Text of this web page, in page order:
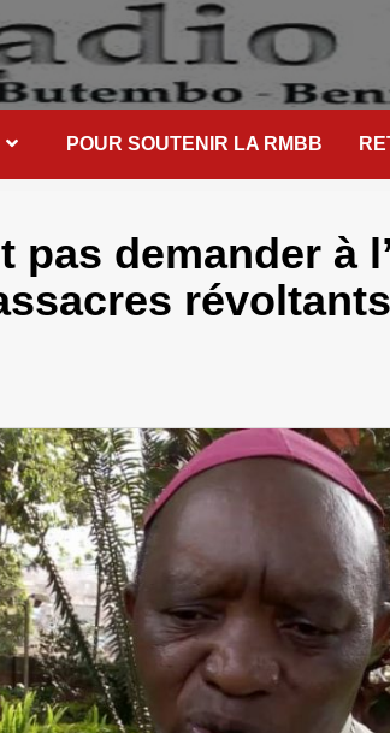
POUR SOUTENIR LA RMBB
pas demander à